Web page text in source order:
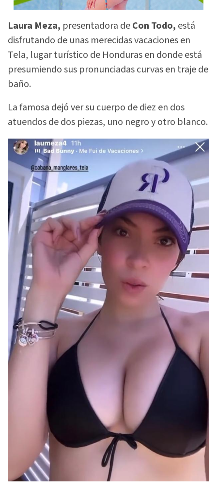
Laura Meza, presentadora deCon Todo, está
disfrutando de unas merecidas vacaciones en
Tela, lugar turístico de Honduras en donde está
presumiendo sus pronunciadas curvas en traje de
baño.
La famosa dejó ver su cuerpo de diez en dos
atuendos de dos piezas, uno negro y otro blanco.